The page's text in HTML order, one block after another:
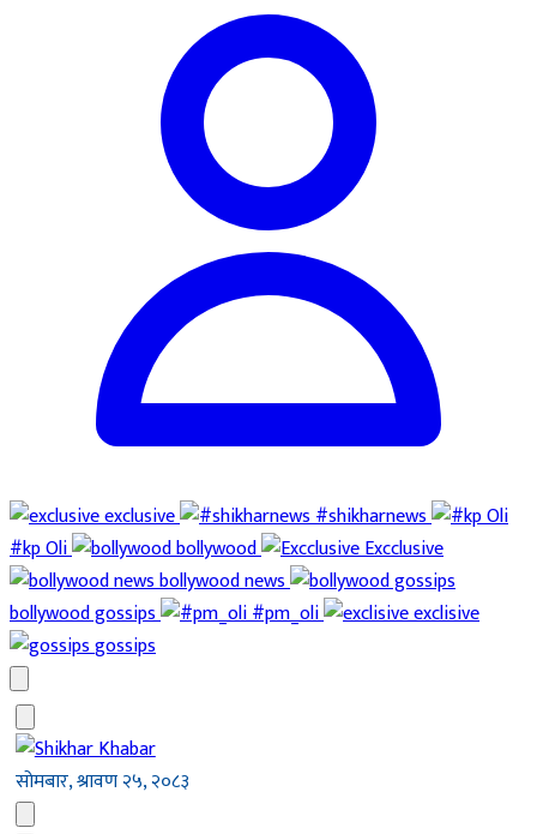
exclusive
#shikharnews
#kp Oli
bollywood
Excclusive
bollywood news
bollywood gossips
#pm_oli
exclisive
gossips
सोमबार, श्रावण २५, २०८३